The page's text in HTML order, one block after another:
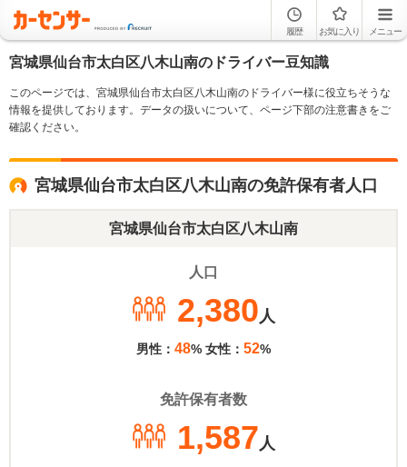
履歴 お気に入り メニュー
宮城県仙台市太白区八木山南のドライバー豆知識
このページでは、宮城県仙台市太白区八木山南のドライバー様に役立ちそうな
情報を提供しております。データの扱いについて、ページ下部の注意書きをご
確認ください。
宮城県仙台市太白区八木山南の免許保有者人口
宮城県仙台市太白区八木山南
人口
2,380人
男性： 48% 女性： 52%
免許保有者数
1,587人